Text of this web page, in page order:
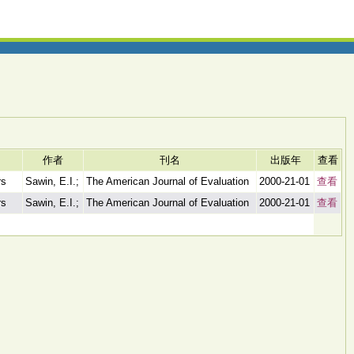
作者 刊名 出版年
查看
Sawin, E.I.; The American Journal of Evaluation 2000-21-01 查看
Sawin, E.I.; The American Journal of Evaluation 2000-21-01 查看